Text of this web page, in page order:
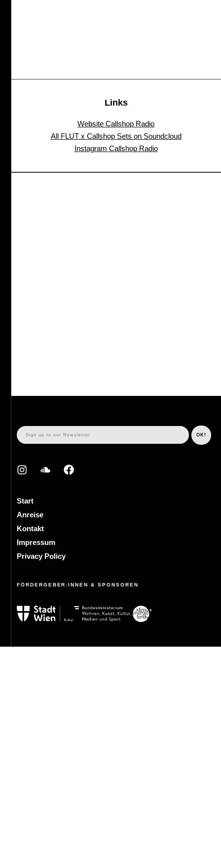
Links
Website Callshop Radio
All FLUT x Callshop Sets on Soundcloud
Instagram Callshop Radio
Start
Anreise
Kontakt
Impressum
Privacy Policy
FÖRDERGEBER:INNEN & SPONSOREN